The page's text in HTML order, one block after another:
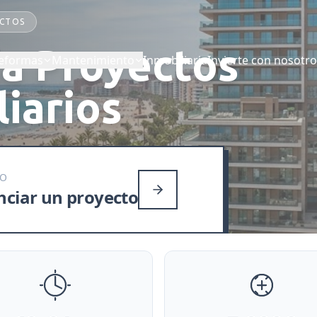
Mantenimiento para EmpresasReformas
InmobiliariaInvierte con
Proyectos
un proyecto